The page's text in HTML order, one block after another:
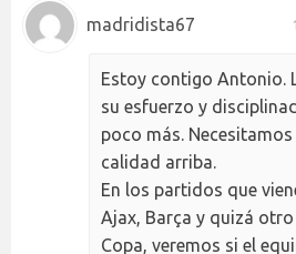
madridista67
Estoy contigo Antonio.
su esfuerzo y
poco más.
calidad arriba.
En los partidos que
Ajax, Barça y quizá
Copa, veremos si el